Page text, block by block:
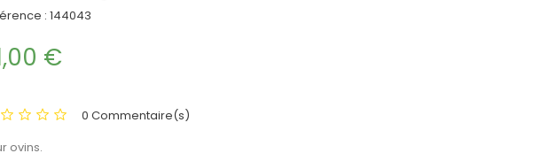
: 144043
€
0 Commentaire(s)
ovins.